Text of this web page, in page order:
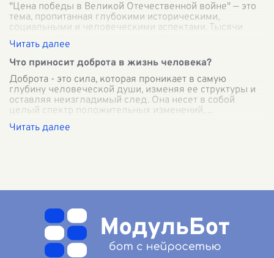
"Цена победы в Великой Отечественной войне" — это
тема, пропитанная глубокими историческими,
социальными и человеческими аспектами. Тысячи
страниц написаны о героизме, жертвенности
Что приносит доброта в жизнь человека?
Доброта - это сила, которая проникает в самую
глубину человеческой души, изменяя ее структуры и
оставляя неизгладимый след. Она несет в собой
целый спектр положительных изменений,